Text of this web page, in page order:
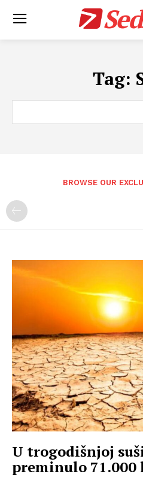
Tag:
BROWSE OUR
U trogodišnjoj
preminulo